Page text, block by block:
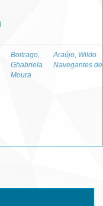
Boitrago,
Ghabriela
Moura
Araújo, Wildo
Navegantes de